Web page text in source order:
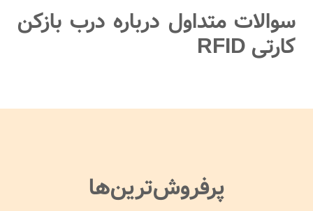
سوالات متداول درباره درب بازکن
کارتی RFID
پرفروش‌ترین‌ها